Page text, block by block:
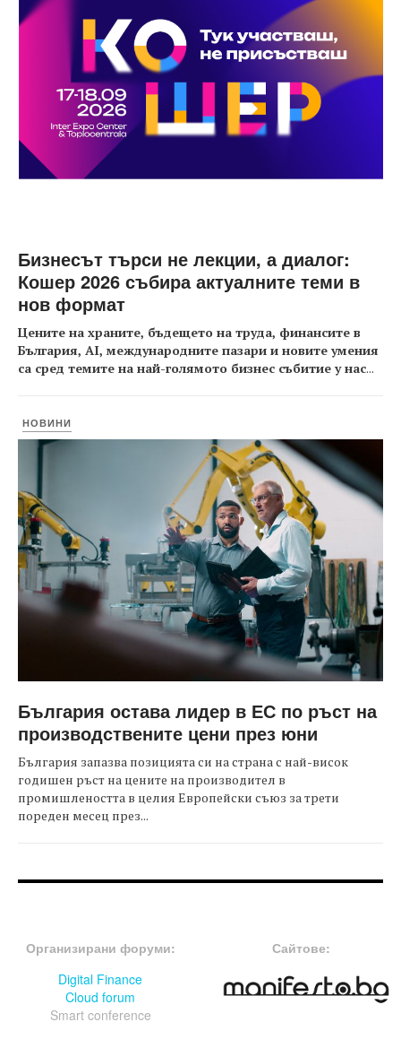
Бизнесът търси не лекции, а диалог:
Кошер 2026 събира актуалните теми в
нов формат
Цените на храните, бъдещето на труда, финансите в
България, AI, международните пазари и новите умения
са сред темите на най-голямото бизнес събитие у нас...
НОВИНИ
България остава лидер в ЕС по ръст на
производствените цени през юни
България запазва позицията си на страна с най-висок
годишен ръст на цените на производител в
промишлеността в целия Европейски съюз за трети
пореден месец през...
Организирани форуми:
Digital Finance
Cloud forum
Smart conference
Сайтове: